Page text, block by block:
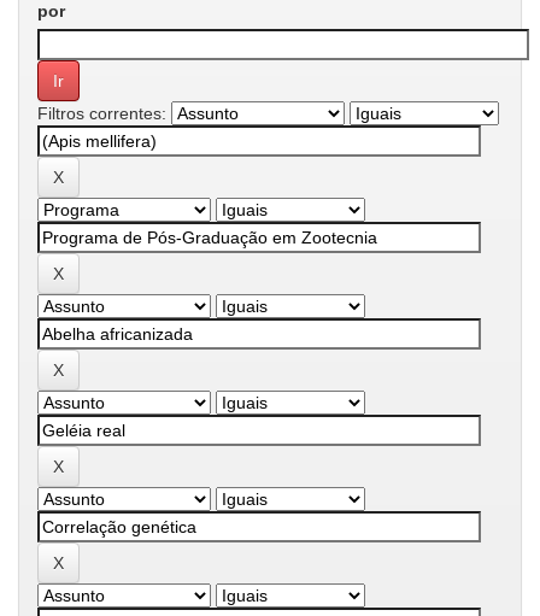
por
Filtros correntes: